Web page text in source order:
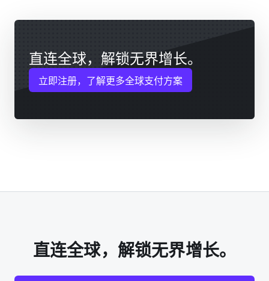
直连全球，解锁无界增长。
立即注册，了解更多全球支付方案
直连全球，解锁无界增长。